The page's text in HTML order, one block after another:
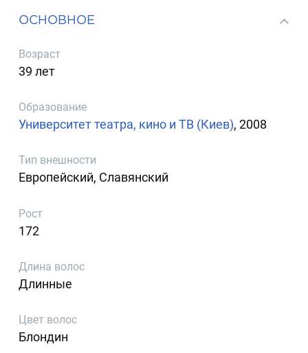
ОСНОВНОЕ
Возраст
39 лет
Образование
Университет театра, кино и ТВ (Киев), 2008
Тип внешности
Европейский, Славянский
Рост
172
Длина волос
Длинные
Цвет волос
Блондин